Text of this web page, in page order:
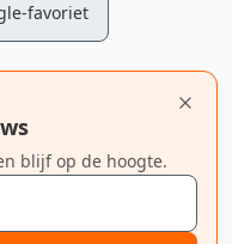
favoriet
blijf op de hoogte.